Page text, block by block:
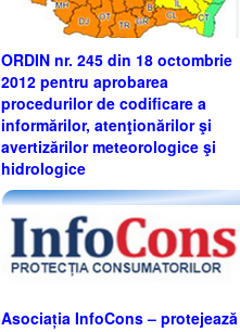
ORDIN nr. 245 din 18 octombrie
2012 pentru aprobarea
procedurilor de codificare a
informărilor, atenţionărilor şi
avertizărilor meteorologice şi
hidrologice
Asociația InfoCons – protejează